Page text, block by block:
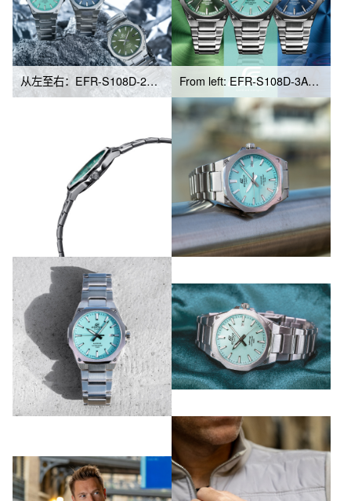
从左至右：EFR-S108D-2BV、EFR-S108D-2AV、EFR-S108D-3AV From left: EFR-S108D-3AV, EFR-S108D-2BV, EFR-S108D-2AV